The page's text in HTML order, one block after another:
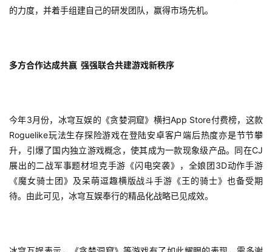
游
单
机
游
戏
休
的力度，并着手组建自己的研发团队，赢得市场先机。
多方合作达成共赢  强强联合共建游戏新秩序
今年3月份，冰穹互娱的《贪婪洞窟》横扫App Store付费榜，这款
Roguelike玩法生存探险游戏在登陆安卓客户端后热度亦是节节攀
升，引爆了国内独立游戏概念，使其成为一款现象级产品。同在CJ
展出的二战军事题材坦克手游《闪电突袭》，全娘团3D动作手游
《魔女骑士团》及呆萌逗趣横版战斗手游《王的骑士》也备受期
待。由此可见，冰穹互娱奉行的精品化战略已见成效。